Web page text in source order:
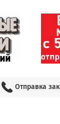
Отправка